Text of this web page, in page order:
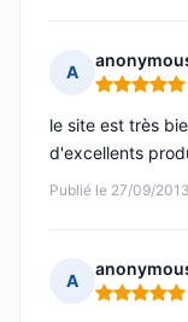
A
Note : 5 sur
Publié le 27/09/
le site est très
d'excellents
A
Note : 5 sur